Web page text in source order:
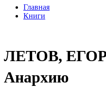
Главная
Книги
ЛЕТОВ,
Анархию